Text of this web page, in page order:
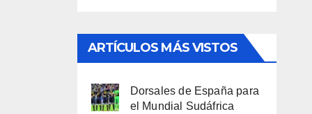
ARTÍCULOS MÁS VISTOS
Dorsales de España para
el Mundial Sudáfrica